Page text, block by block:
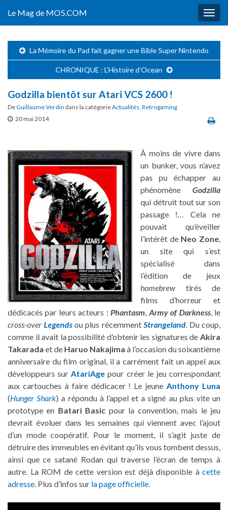
Le Mag de MO5.COM
La Mémoire du Pad fait gagner une Bible Super Nintendo
CHRONIQUE : L’Histoire d’Ocean
Godzilla bientôt sur Atari VCS 2600 !
DeGuillaume Verdin dans la catégorieActualités, Retrogaming
20 mai 2014
À moins de vivre dans
un bunker, vous n’avez
pas pu échapper au
phénomène Godzilla
qui détruit tout sur son
passage !… Cela ne
pouvait qu’éveiller
l’intérêt de Neo Zone,
un site qui s’est
spécialisé dans
l’édition de jeux
homebrewtirés de
films d’horreur et
dédicacés par leurs acteurs :Phantasm, Army of Darkness, le
cross-over Legends ou plus récemment Strangeland. Du coup,
comme il avait la possibilité d’obtenir les signatures de Akira
Takarada et de Haruo Nakajima à l’occasion du soixantième
anniversaire du film original, il a carrément fait un appel aux
développeurs surAtariAge pour créer le jeu correspondant
aux cartouches à faire dédicacer ! Le jeuneAnthony Luna
(Hunger Shark) a répondu à l’appel et a signé au plus vite un
prototype en Batari Basic pour la convention, mais le jeu
devrait évoluer dans les semaines qui viennent avec l’ajout
d’un mode coopératif. Pour le moment, il s’agit juste de
détruire des immeubles en évitant qu’ils vous tombent dessus,
ainsi que ce satané Rodan qui traverse l’écran de temps à
autre. La ROM de cette version est déjà disponible à cette
adresse. Plus d’infos sur la page officielle.